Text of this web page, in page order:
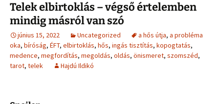
Telek elbirtoklás – végső értelemben
mindig másról van szó
június 15, 2022 Uncategorized a hős útja, a probléma
oka, bíróság, ÉFT, elbirtoklás, hős, ingás tisztítás, kopogtatás,
medence, megfordítás, megoldás, oldás, önismeret, szomszéd,
tarot, telek Hajdú Ildikó